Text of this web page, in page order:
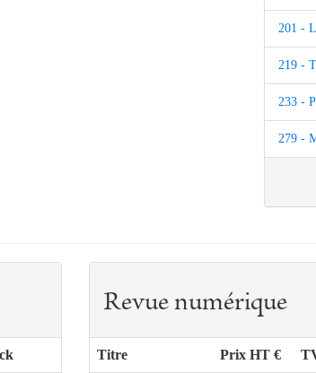
201 -
219 -
233 -
279 -
Revue numérique
Titre Prix HT €